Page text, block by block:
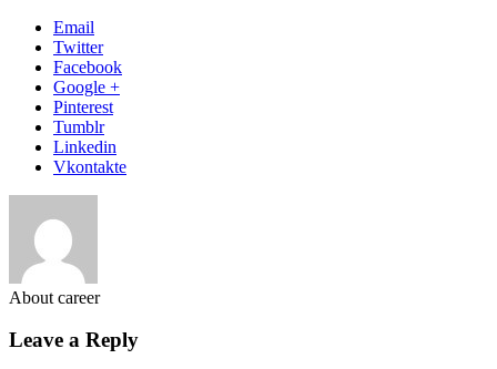
Email
Twitter
Facebook
Google +
Pinterest
Tumblr
Linkedin
Vkontakte
About career
Leave a Reply